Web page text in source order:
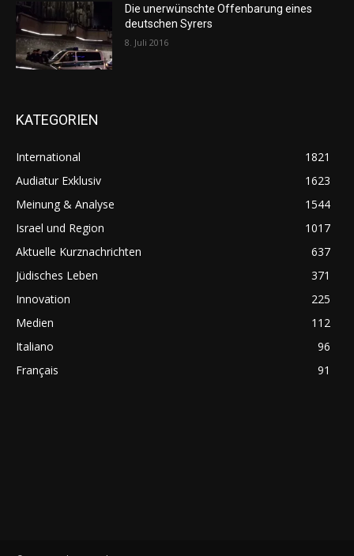
Die unerwünschte Offenbarung eines
deutschen Syrers
8. Juli 2016
KATEGORIEN
International
1821
Audiatur Exklusiv
1623
Meinung & Analyse
1544
Israel und Region
1017
Aktuelle Kurznachrichten
637
Jüdisches Leben
371
Innovation
225
Medien
112
Italiano
96
Français
91